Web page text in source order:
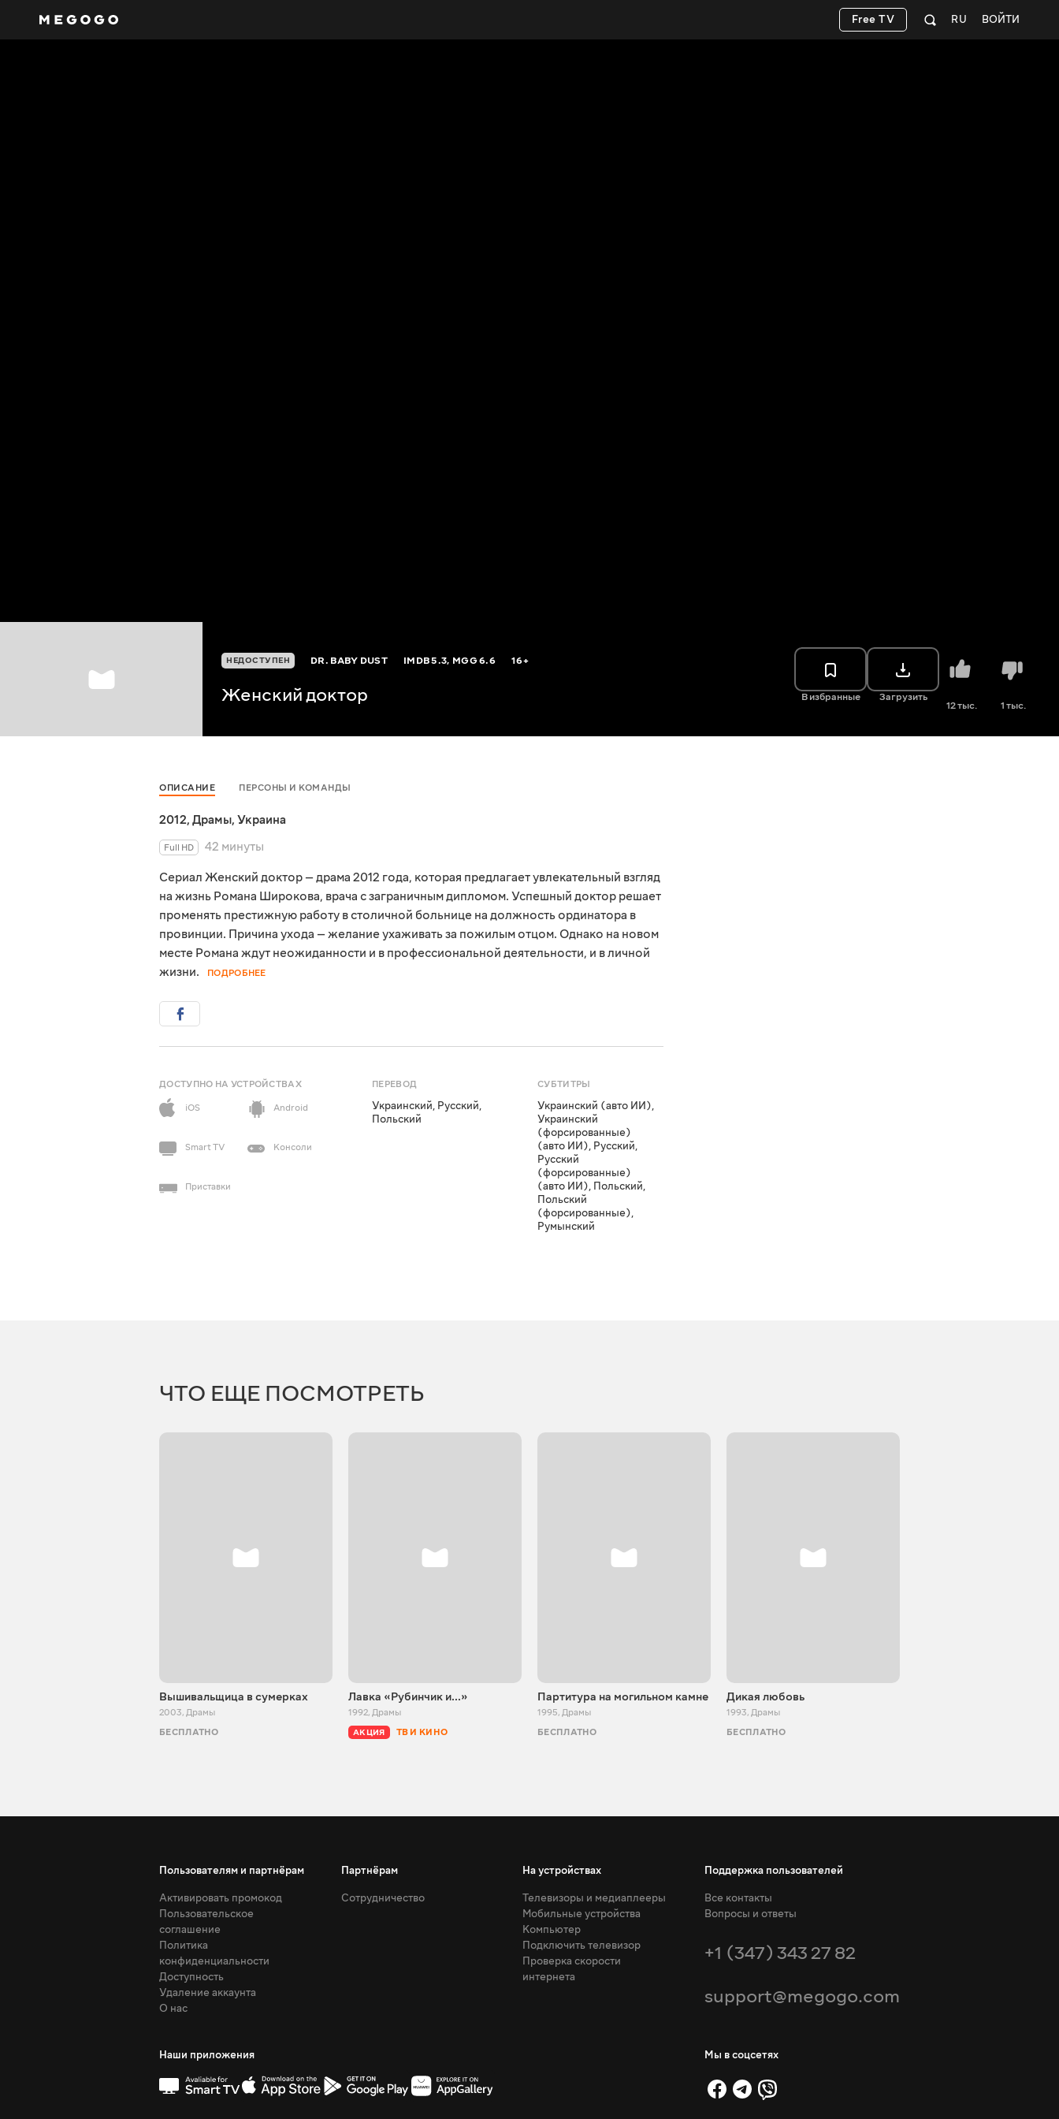
ВОЙТИ
RU
Free TV
НЕДОСТУПЕН DR. BABY DUST IMDB5.3, MGG6.6 16+
Женский доктор В избранные Загрузить
12 тыс. 1 тыс.
ОПИСАНИЕ ПЕРСОНЫ И КОМАНДЫ
2012, Драмы, Украина
Full HD
42 минуты
Сериал Женский доктор — драма 2012 года, которая предлагает увлекательный взгляд
на жизнь Романа Широкова, врача с заграничным дипломом. Успешный доктор решает
променять престижную работу в столичной больнице на должность ординатора в
провинции. Причина ухода — желание ухаживать за пожилым отцом. Однако на новом
месте Романа ждут неожиданности и в профессиональной деятельности, и в личной
жизни.
ПОДРОБНЕЕ
ДОСТУПНО НА УСТРОЙСТВАХ
iOS
Android
Smart TV Консоли
Приставки
ПЕРЕВОД
Украинский, Русский,
Польский
СУБТИТРЫ
Украинский (авто ИИ),
Украинский
(форсированные)
(авто ИИ), Русский,
Русский
(форсированные)
(авто ИИ), Польский,
Польский
(форсированные),
Румынский
ЧТО ЕЩЕ ПОСМОТРЕТЬ
Вышивальщица в сумерках
2003, Драмы
БЕСПЛАТНО
Лавка «Рубинчик и...»
1992, Драмы
АКЦИЯ ТВ И КИНО
Партитура на могильном камне
1995, Драмы
БЕСПЛАТНО
Дикая любовь
1993, Драмы
БЕСПЛАТНО
Пользователям и партнёрам
Активировать промокод
Пользовательское
соглашение
Политика
конфиденциальности
Доступность
Удаление аккаунта
О нас
Партнёрам
Сотрудничество
На устройствах
Телевизоры и медиаплееры
Мобильные устройства
Компьютер
Подключить телевизор
Проверка скорости
интернета
Поддержка пользователей
Все контакты
Вопросы и ответы
+1 (347) 343 27 82
support@megogo.com
Наши приложения Мы в соцсетях